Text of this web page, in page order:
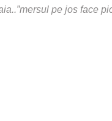
pe jos face